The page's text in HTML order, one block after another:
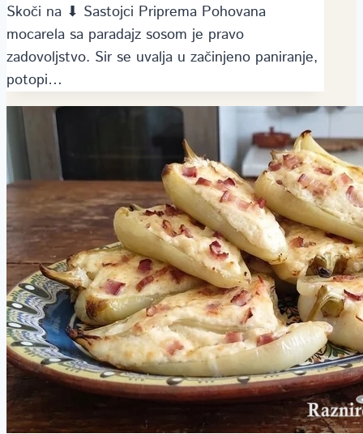
Skoči na ⬇ Sastojci Priprema Pohovana
mocarela sa paradajz sosom je pravo
zadovoljstvo. Sir se uvalja u začinjeno paniranje,
potopi…